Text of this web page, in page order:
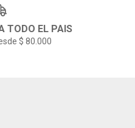
TODO EL PAIS
$ 80.000